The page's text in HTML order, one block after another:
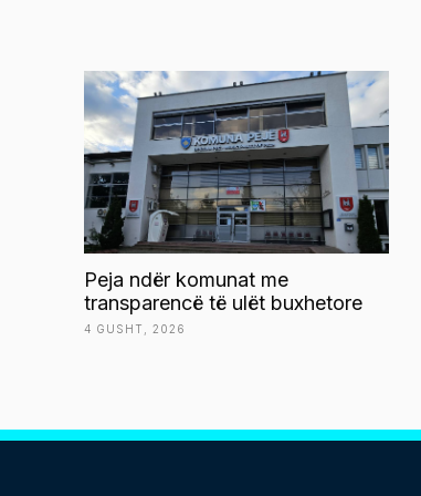
Peja ndër komunat me
transparencë të ulët buxhetore
4 GUSHT, 2026